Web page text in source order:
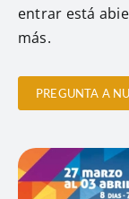
entrar está
más.
PREGUNTA A